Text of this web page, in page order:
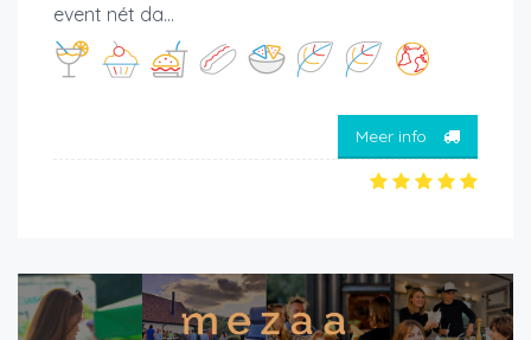
event nét da...
Meer info